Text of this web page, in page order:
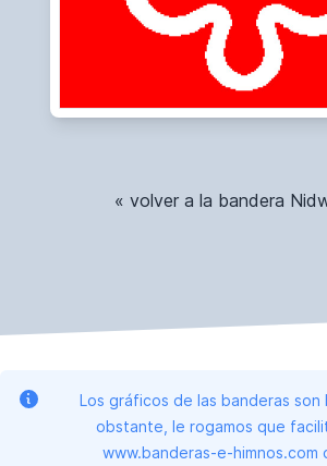
« volver a la bandera
Los gráficos de las banderas son
obstante, le rogamos que
www.banderas-e-himnos.com